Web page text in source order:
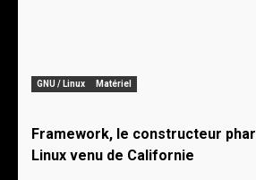
GNU / Linux Matériel
Framework, le constructeur
Linux venu de Californie